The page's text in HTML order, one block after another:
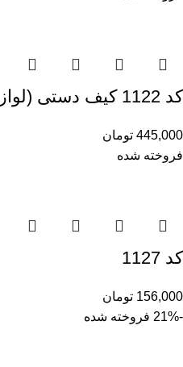
کد 1122 کیف دستی (لوازم آرایش) طرح برند
445,000 تومان
فروخته شده
کد 1127
156,000 تومان
-21%
فروخته شده